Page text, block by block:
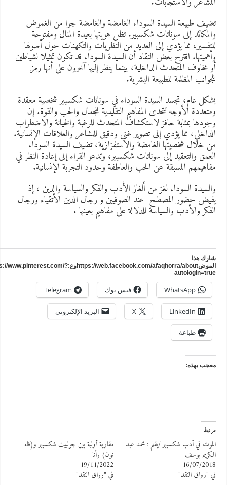
طبيعة السيدة السوداء الغامضة والغامضة جوا من الغموض
إلى سوناتات شكسبير. تظل هويتها بعيدة المنال ومفتوحة
مما يؤدي إلى العديد من النظريات والتكهنات حول أصولها
اقترح بعض النقاد أن السيدة السوداء قد تكون تمثيلا لشياطين
مخاوف المتحدث الداخلية، بينما ينظر إليها آخرون على أنها رمز
المظلمة للطبيعة البشرية.
عام، تجسد السيدة السوداء في سوناتات شكسبير شخصية معقدة
الأوجه تتحدى المفاهيم التقليدية للجمال والحب والقوة. إن
بمثابة حافز لاستكشاف المتحدث للرغبة والخيانة والاضطراب
مما يؤدي إلى تصوير غني ودقيق للمشاعر والعلاقات الإنسانية.
خلال شخصيتها الغامضة والاستفزازية، تضيف السيدة السوداء
والتعقيد إلى سوناتات شكسبير، وتدعو القراء إلى إعادة النظر في
المسبقة عن الحب والعاطفة وحدود التجربة الإنسانية.
السوداء لغز من ألغاز الأدب والفكر والسياسة والدين ، إذ
حضور المصطلح عند الصوفيين و رجال الدين الأتقياء ورجال
والأدب والسياسة للدلالة على مفاهيم بعينها .
هذا
الموضhttps://web.facebook.com/afaqhorra/aboutوع:https://www.pinterest.com/?
WhatsApp فيس بوك Telegram
LinkedIn
X البريد الإلكتروني
طباعة
بهذه:
في أدب شكسبير /بقلم : محمد عبد
يوسف
16/07/
"رواق النقد"
مقاربة أوليّة بين جولييت شكسبير و(فاء
نون) وأنا
19/11/2022
في "رواق النقد"